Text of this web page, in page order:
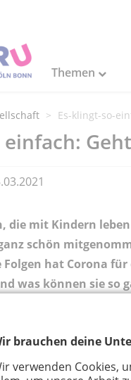
brauchen deine
verwenden Cookies,
Themen
Es-klingt-so-
die mit Kindern
schön
Folgen hat Corona
was können sie so
Hardt in Bergisch